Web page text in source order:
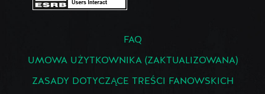
FAQ
UMOWA UŻYTKOWNIKA (ZAKTUALIZOWANA)
ZASADY DOTYCZĄCE TREŚCI FANOWSKICH